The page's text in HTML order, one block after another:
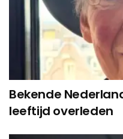
Bekende
leeftijd overleden